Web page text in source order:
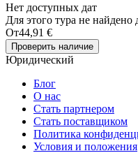
Нет доступных дат
Для этого тура не
От44,91 €
Проверить наличие
Юридический
Блог
О нас
Стать партнером
Стать поставщиком
Политика
Условия и положения